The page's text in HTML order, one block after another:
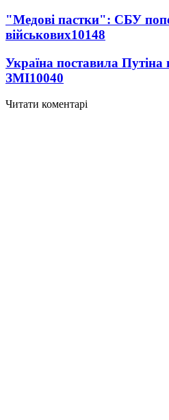
"Медові пастки": СБУ
військових10148
Україна поставила
ЗМІ10040
Читати коментарі